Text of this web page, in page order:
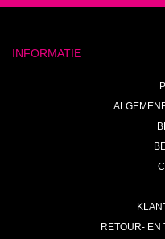
INFORMATIE
RETOUR- EN